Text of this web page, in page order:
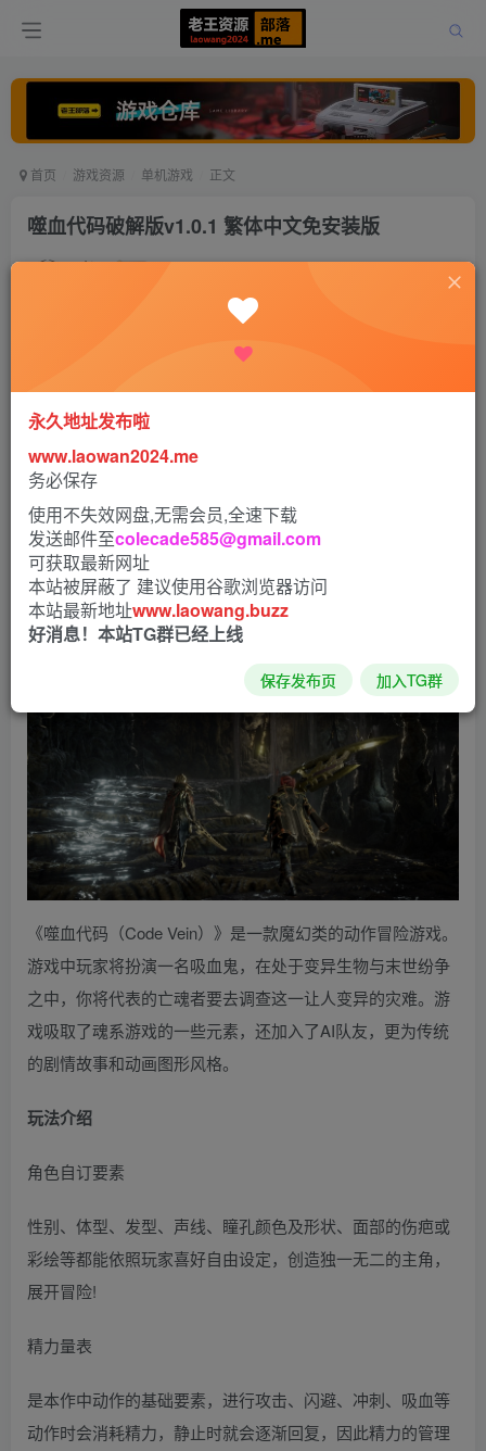
首页 游戏资源 单机游戏 正文
噬血代码破解版v1.0.1 繁体中文免安装版
老王 打赏
《噬血代码（Code Vein）》是一款魔幻类的动作冒险游戏。
游戏中玩家将扮演一名吸血鬼，在处于变异生物与末世纷争
之中，你将代表的亡魂者要去调查这一让人变异的灾难。游
戏吸取了魂系游戏的一些元素，还加入了AI队友，更为传统
的剧情故事和动画图形风格。
玩法介绍
角色自订要素
性别、体型、发型、声线、瞳孔颜色及形状、面部的伤疤或
彩绘等都能依照玩家喜好自由设定，创造独一无二的主角，
展开冒险!
精力量表
是本作中动作的基础要素，进行攻击、闪避、冲刺、吸血等
动作时会消耗精力，静止时就会逐渐回复，因此精力的管理
永久地址发布啦
www.laowan2024.me
务必保存
使用不失效网盘,无需会员,全速下载
发送邮件至colecade585@gmail.com
可获取最新网址
本站被屏蔽了 建议使用谷歌浏览器访问
本站最新地址www.laowang.buzz
好消息！本站TG群已经上线
保存发布页 加入TG群